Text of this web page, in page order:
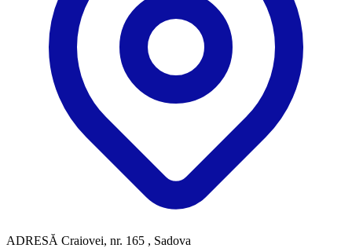
ADRESĂ Craiovei, nr. 165 , Sadova